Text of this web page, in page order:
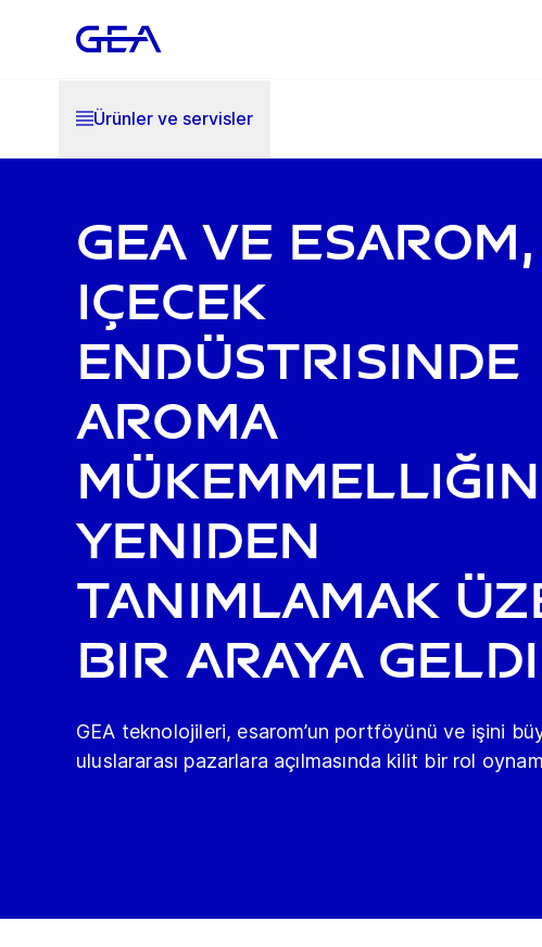
Ürünler ve servisler
GEA ve esarom,
içecek
endüstrisinde
aroma
yeniden
tanımlamak
bir araya geldi
GEA teknolojileri, esarom’un portföyünü ve işini
uluslararası pazarlara açılmasında kilit bir rol